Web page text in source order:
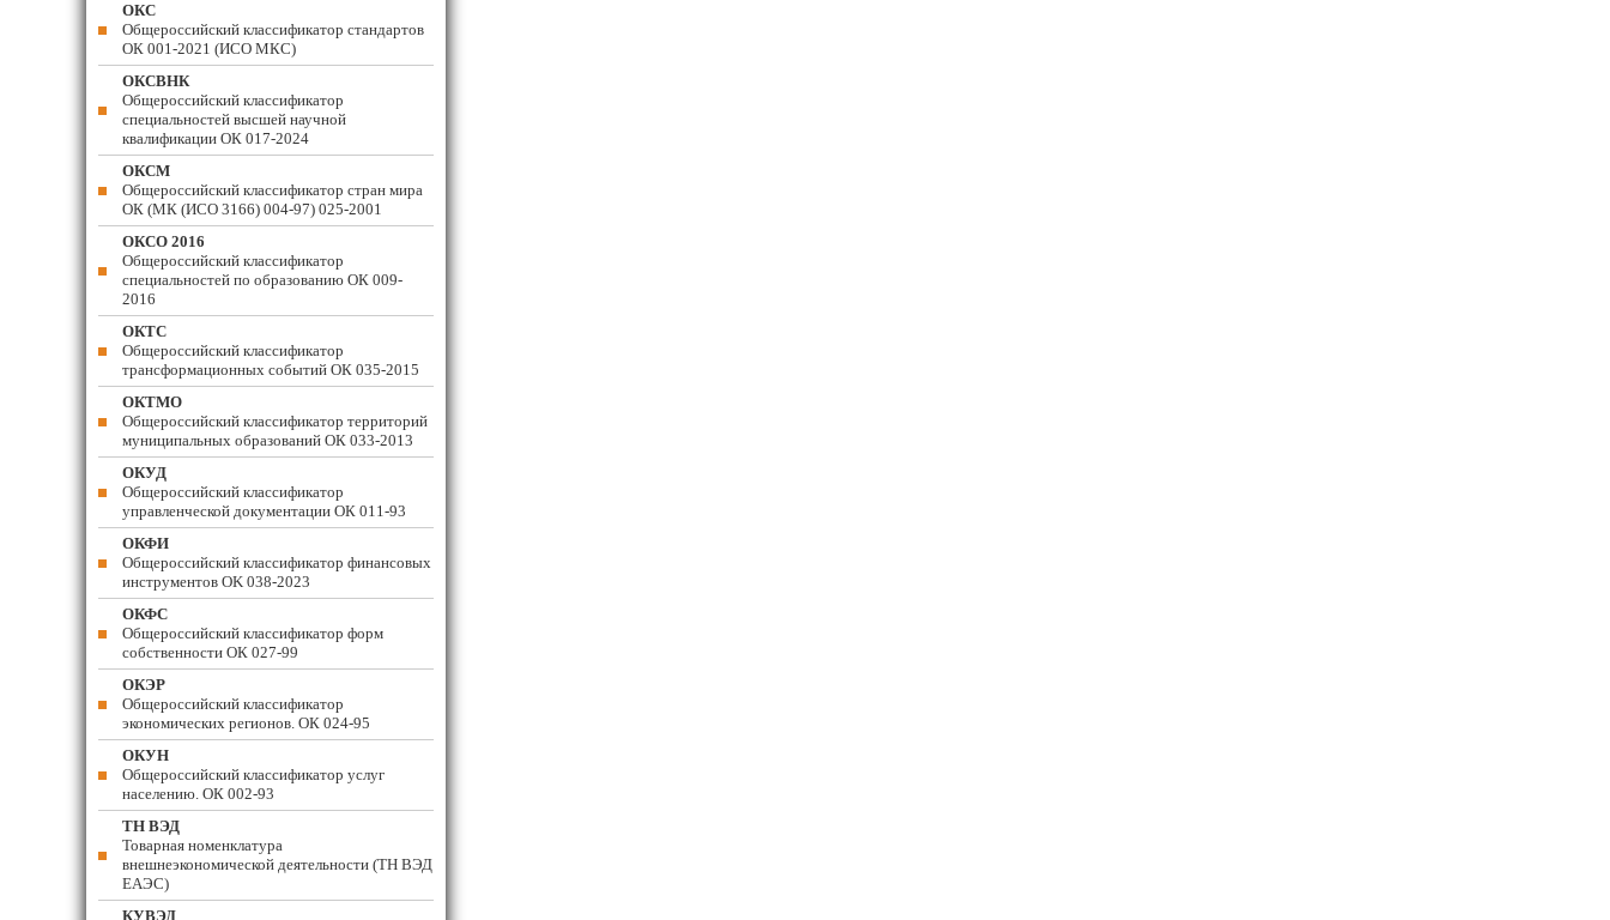
ОКС
Общероссийский классификатор стандартов
ОК 001-2021 (ИСО МКС)
ОКСВНК
Общероссийский классификатор
специальностей высшей научной
квалификации ОК 017-2024
ОКСМ
Общероссийский классификатор стран мира
ОК (МК (ИСО 3166) 004-97) 025-2001
ОКСО 2016
Общероссийский классификатор
специальностей по образованию ОК 009-
2016
ОКТС
Общероссийский классификатор
трансформационных событий ОК 035-2015
ОКТМО
Общероссийский классификатор территорий
муниципальных образований ОК 033-2013
ОКУД
Общероссийский классификатор
управленческой документации ОК 011-93
ОКФИ
Общероссийский классификатор финансовых
инструментов OK 038-2023
ОКФС
Общероссийский классификатор форм
собственности ОК 027-99
ОКЭР
Общероссийский классификатор
экономических регионов. ОК 024-95
ОКУН
Общероссийский классификатор услуг
населению. ОК 002-93
ТН ВЭД
Товарная номенклатура
внешнеэкономической деятельности (ТН ВЭД
ЕАЭС)
КУВЭД